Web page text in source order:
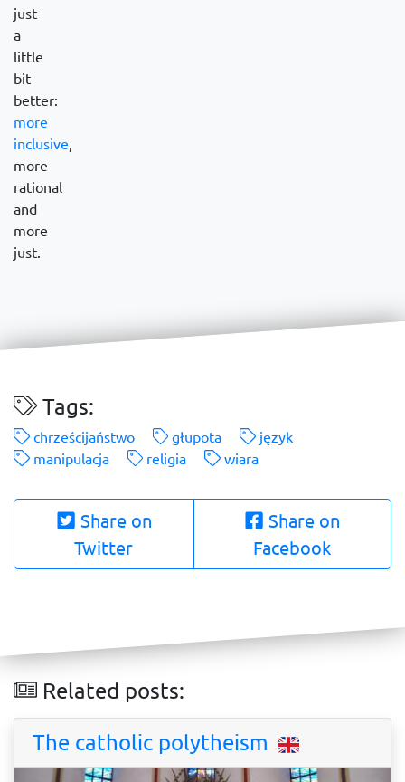
just
a
little
bit
better:
more
inclusive
more
rational
and
more
just.
Tags:
chrześcijaństwo głupota
język
manipulacja
religia wiara
Share on
Twitter
Share on
Facebook
Related posts:
The catholic polytheism